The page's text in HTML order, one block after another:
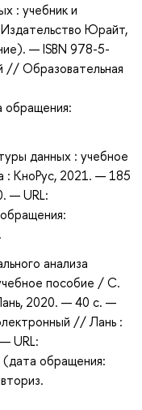
: учебник и
Юрайт,
— ISBN 978-5-
// Образовательная
данных : учебное
КноРус, 2021. — 185
— URL:
анализа
пособие / С.
2020. — 40 с. —
// Лань :
URL:
обращения: